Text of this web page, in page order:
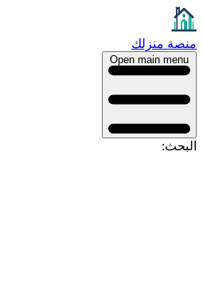
منصة منزلك
Open main menu
البحث: